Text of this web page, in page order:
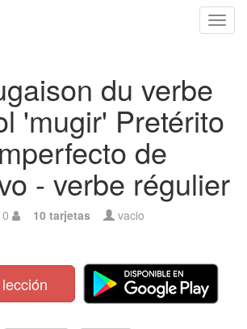
du verbe
'mugir' Pretérito
de
- verbe régulier
0 10 tarjetas vacio